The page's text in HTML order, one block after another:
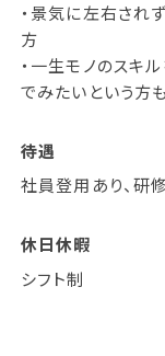
・景気に左右され
方
・一生モノのスキ
でみたいという方
待遇
社員登用あり、研
休日休暇
シフト制